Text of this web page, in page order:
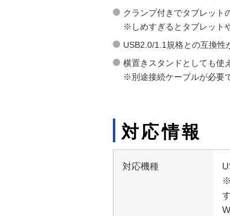
クランプ付きでタブレット
※しめすぎるとタブレット
USB2.0/1.1規格との互換性
横置きスタンドとしても使
※別途接続ケーブルが必要
対応情報
対応機種